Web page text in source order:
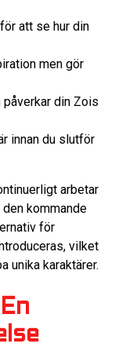
att se hur din
men gör
din Zois
innan du slutför
arbetar
kommande
för
vilket
unika karaktärer.